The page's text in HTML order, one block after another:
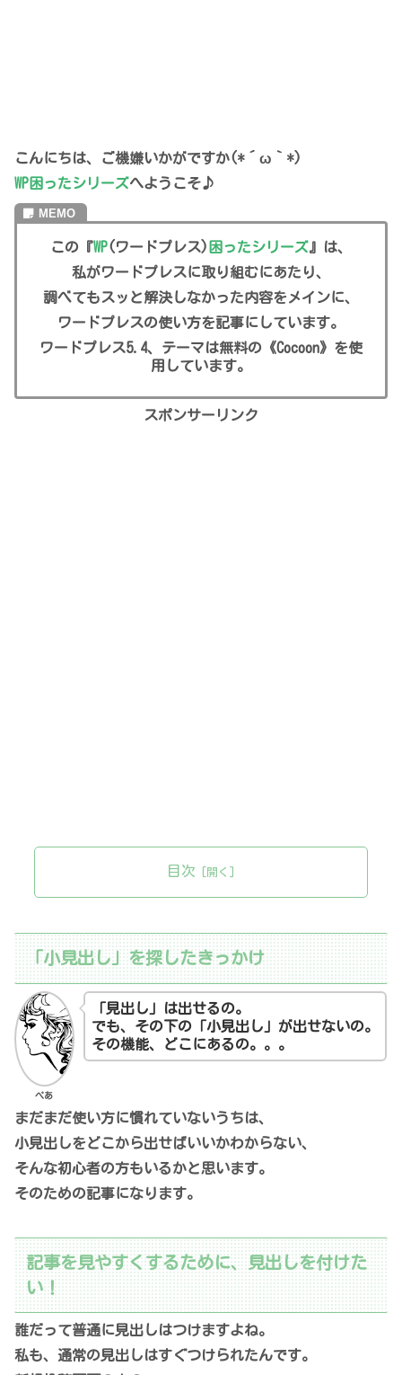
こんにちは、ご機嫌いかがですか(*´ω｀*)
WP困ったシリーズへようこそ♪
この『WP(ワードプレス) 困ったシリーズ』は、
私がワードプレスに取り組むにあたり、
調べてもスッと解決しなかった内容をメインに、
ワードプレスの使い方を記事にしています。
ワードプレス5.4、テーマは無料の《Cocoon》を使
用しています。
スポンサーリンク
目次
「小見出し」を探したきっかけ
ぺあ
「見出し」は出せるの。
でも、その下の「小見出し」が出せないの。
その機能、どこにあるの。。。
まだまだ使い方に慣れていないうちは、
小見出しをどこから出せばいいかわからない、
そんな初心者の方もいるかと思います。
そのための記事になります。
記事を見やすくするために、見出しを付けた
い！
誰だって普通に見出しはつけますよね。
私も、通常の見出しはすぐつけられたんです。